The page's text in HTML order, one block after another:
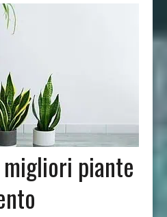
piante